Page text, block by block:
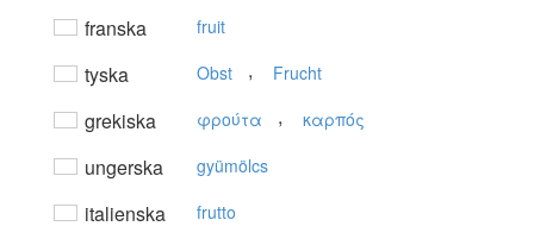
franska fruit
tyska Obst , Frucht
grekiska φρούτα , καρπός
ungerska gyümölcs
italienska frutto